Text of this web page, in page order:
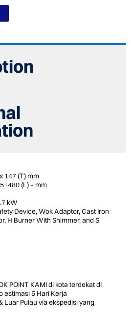
147 (T) mm
(L) – mm
kW
Device, Wok Adaptor, Cast Iron
H Burner With Shimmer, and S
POINT KAMI di kota terdekat dI
estimasi 5 Hari Kerja
Luar Pulau via ekspedisi yang